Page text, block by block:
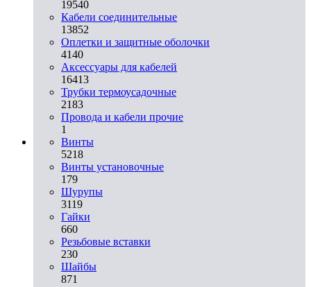
19540
Кабели соединительные
13852
Оплетки и защитные оболочки
4140
Аксессуары для кабелей
16413
Трубки термоусадочные
2183
Провода и кабели прочие
1
Винты
5218
Винты установочные
179
Шурупы
3119
Гайки
660
Резьбовые вставки
230
Шайбы
871